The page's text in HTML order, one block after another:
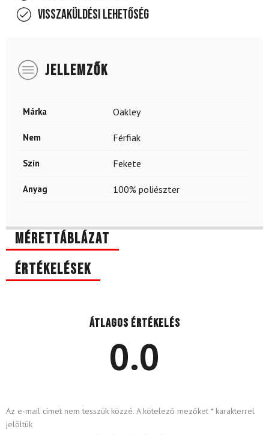
Visszaküldési lehetőség
JELLEMZŐK
Márka Oakley
Nem Férfiak
Szín Fekete
Anyag 100% poliészter
Mérettáblázat
Értékelések
Átlagos értékelés
0.0
Az e-mail címet nem tesszük közzé. A kötelező mezőket *karakterrel
jelöltük